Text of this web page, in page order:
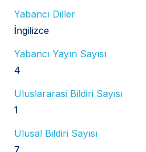
Yabancı Diller
İngilizce
Yabancı Yayın Sayısı
4
Uluslararasi Bildiri Sayısı
1
Ulusal Bildiri Sayısı
7